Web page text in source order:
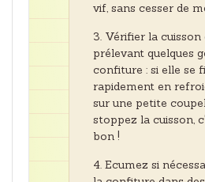
vif, sans cesser de
Vérifier la cuisson
prélevant quelques
confiture : si elle se
rapidement en
sur une petite
stoppez la cuisson,
bon !
Ecumez si